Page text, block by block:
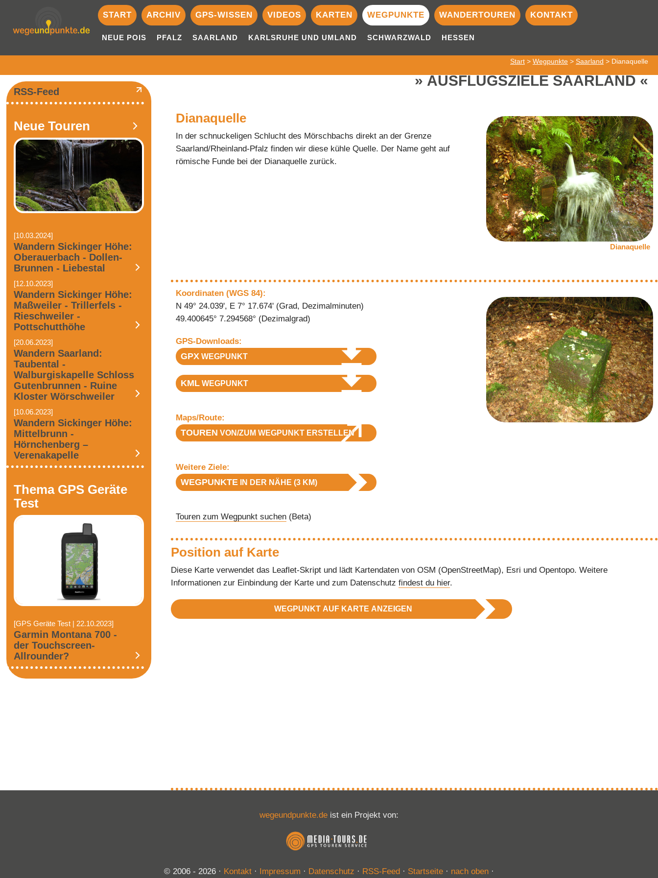
START ARCHIV GPS-WISSEN VIDEOS KARTEN WEGPUNKTE
NEUE POIS PFALZ SAARLAND KARLSRUHE UND UMLAND SCHWARZWALD HESSEN
WANDERTOUREN KONTAKT
Start > Wegpunkte > Saarland > Dianaquelle
AUSFLUGSZIELE SAARLAND
Dianaquelle
In der schnuckeligen Schlucht des Mörschbachs direkt an der Grenze
Saarland/Rheinland-Pfalz finden wir diese kühle Quelle. Der Name geht auf
römische Funde bei der Dianaquelle zurück.
Dianaquelle
Koordinaten (WGS 84):
N 49° 24.039', E 7° 17.674' (Grad, Dezimalminuten)
49.400645° 7.294568° (Dezimalgrad)
GPS-Downloads:
GPX WEGPUNKT
KML WEGPUNKT
Maps/Route:
TOUREN VON/ZUM WEGPUNKT ERSTELLEN
Weitere Ziele:
WEGPUNKTE IN DER NÄHE (3 KM)
Touren zum Wegpunkt suchen (Beta)
Position auf Karte
Diese Karte verwendet das Leaflet-Skript und lädt Kartendaten von OSM (OpenStreetMap), Esri und Opentopo. Weitere
Informationen zur Einbindung der Karte und zum Datenschutzfindest du hier.
WEGPUNKT AUF KARTE ANZEIGEN
RSS-Feed
Neue Touren
[10.03.2024]
Wandern Sickinger Höhe:
Oberauerbach - Dollen-
Brunnen - Liebestal
[12.10.2023]
Wandern Sickinger Höhe:
Maßweiler - Trillerfels -
Rieschweiler -
Pottschutthöhe
[20.06.2023]
Wandern Saarland:
Taubental -
Walburgiskapelle Schloss
Gutenbrunnen - Ruine
Kloster Wörschweiler
[10.06.2023]
Wandern Sickinger Höhe:
Mittelbrunn -
Hörnchenberg –
Verenakapelle
Thema GPS Geräte
Test
[GPS Geräte Test | 22.10.2023]
Garmin Montana 700 -
der Touchscreen-
Allrounder?
wegeundpunkte.deist ein Projekt von:
© 2006 - 2026· Kontakt· Impressum · Datenschutz · RSS-Feed· Startseite· nach oben·